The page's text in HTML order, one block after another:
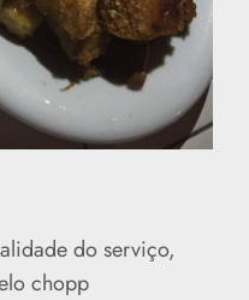
do serviço,
chopp